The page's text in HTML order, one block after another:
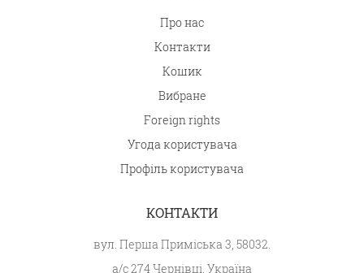
Про нас
Контакти
Кошик
Вибране
Foreign rights
Угода користувача
Профіль користувача
КОНТАКТИ
вул. Перша Приміська 3, 58032.
а/с 274 Чернівці, Україна